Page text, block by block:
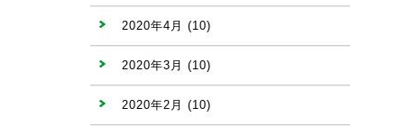
2020年4月 (10)
2020年3月 (10)
2020年2月 (10)